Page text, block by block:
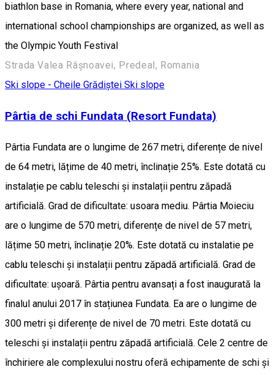
biathlon base in Romania, where every year, national and
international school championships are organized, as well as
the Olympic Youth Festival
Strada Valea Râșnoavei, Predeal, Romania
Ski slope - Cheile Grădiștei Ski slope
Pârtia de schi Fundata (Resort Fundata)
Pârtia Fundata are o lungime de 267 metri, diferențe de nivel
de 64 metri, lățime de 40 metri, înclinație 25%. Este dotată cu
instalație pe cablu teleschi și instalații pentru zăpadă
artificială. Grad de dificultate: usoara mediu. Pârtia Moieciu
are o lungime de 570 metri, diferențe de nivel de 57 metri,
lățime 50 metri, înclinație 20%. Este dotată cu instalatie pe
cablu teleschi și instalații pentru zăpadă artificială. Grad de
dificultate: ușoară. Pârtia pentru avansați a fost inaugurată la
finalul anului 2017 în stațiunea Fundata. Ea are o lungime de
300 metri și diferențe de nivel de 70 metri. Este dotată cu
teleschi și instalații pentru zăpadă artificială. Cele 2 centre de
închiriere ale complexului nostru oferă echipamente de schi și